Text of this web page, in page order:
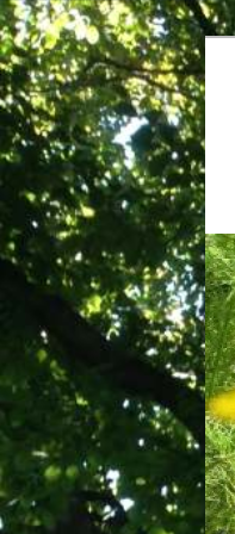
Aller
au
contenu
principal